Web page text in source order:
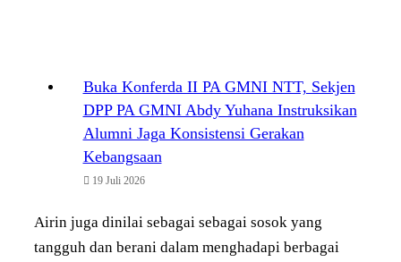
Buka Konferda II PA GMNI NTT, Sekjen
DPP PA GMNI Abdy Yuhana Instruksikan
Alumni Jaga Konsistensi Gerakan
Kebangsaan
19 Juli 2026
Airin juga dinilai sebagai sebagai sosok yang
tangguh dan berani dalam menghadapi berbagai